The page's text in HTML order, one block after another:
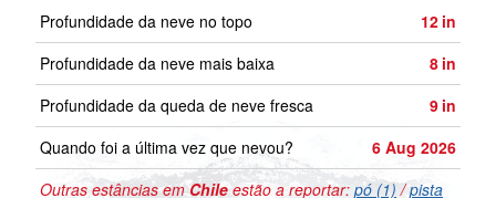
Profundidade da neve no topo 12 in
Profundidade da neve mais baixa
8 in
Profundidade da queda de neve fresca
9 in
Quando foi a última vez que nevou?
6 Aug 2026
Outras estâncias emChileestão a reportar: pó (1) /pista